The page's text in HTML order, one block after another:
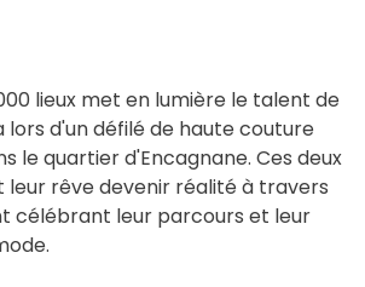
lieux met en lumière le talent de
lors d'un défilé de haute couture
le quartier d'Encagnane. Ces deux
rêve devenir réalité à travers
célébrant leur parcours et leur